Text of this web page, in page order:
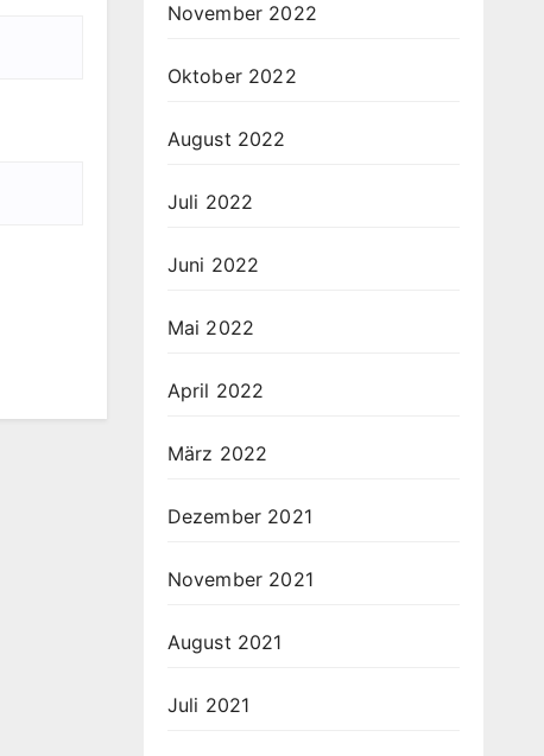
November 2022
Oktober 2022
August 2022
Juli 2022
Juni 2022
Mai 2022
April 2022
März 2022
Dezember 2021
November 2021
August 2021
Juli 2021